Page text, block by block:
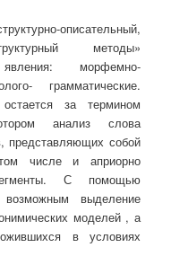
описательный,
методы»
морфемно-
грамматические.
за термином
анализ слова
представляющих собой
числе и априорно
С помощью
возможным выделение
моделей , а
в условиях